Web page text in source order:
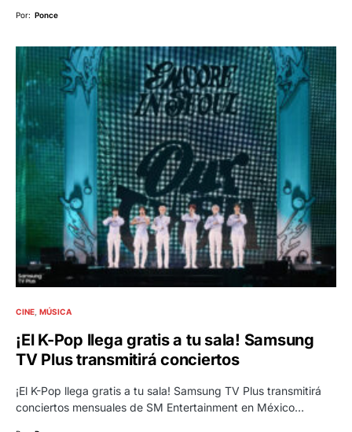
Por: Ponce
CINE MÚSICA
¡El K-Pop llega gratis a tu sala! Samsung
TV Plus transmitirá conciertos
¡El K-Pop llega gratis a tu sala! Samsung TV Plus transmitirá
conciertos mensuales de SM Entertainment en México…